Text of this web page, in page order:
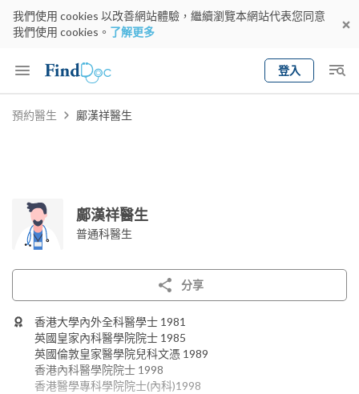
我們使用 cookies 以改善網站體驗，繼續瀏覽本網站代表您同意
我們使用 cookies。 了解更多
登入
Keyword
預約醫生 鄺漢祥醫生
鄺漢祥醫生
普通科醫生
分享
香港大學內外全科醫學士 1981
英國皇家內科醫學院院士 1985
英國倫敦皇家醫學院兒科文憑 1989
香港內科醫學院院士 1998
香港醫學專科學院院士(內科)1998